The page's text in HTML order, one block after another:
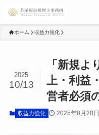
ホーム 収益力強化
「新規
上・利益
営者必須
2025
10/13
収益力強化 2025年8月20日